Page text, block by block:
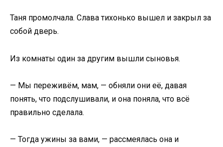
Таня промолчала. Слава тихонько вышел и закрыл за
собой дверь.
Из комнаты один за другим вышли сыновья.
— Мы переживём, мам, — обняли они её, давая
понять, что подслушивали, и она поняла, что всё
правильно сделала.
— Тогда ужины за вами, — рассмеялась она и